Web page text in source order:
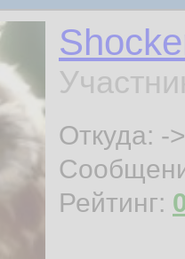
Откуда: -
Рейтинг: